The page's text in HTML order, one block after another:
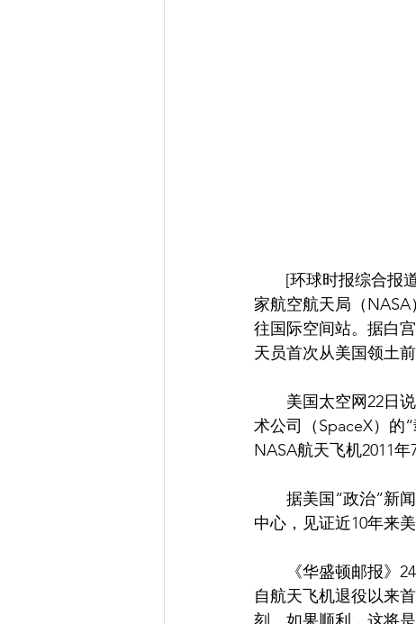
家航空航天局（
往国际空间站。据白
天员首次从美国领土前
美国太空网22日说
术公司（SpaceX）的
NASA航天飞机2011
据美国“政治”新闻
中心，见证近10年来
《华盛顿邮报》24
自航天飞机退役以来